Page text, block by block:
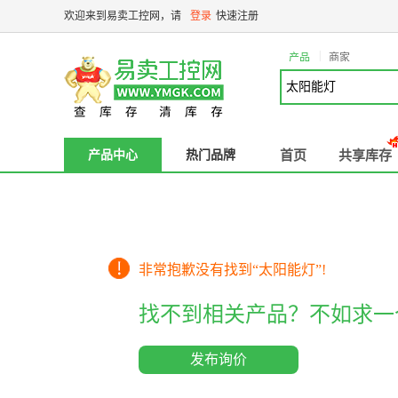
欢迎来到易卖工控网，请 登录 快速注册
产品 商家
产品中心 热门品牌 首页 共享库存
非常抱歉没有找到“太阳能灯”!
找不到相关产品？不如求
发布询价